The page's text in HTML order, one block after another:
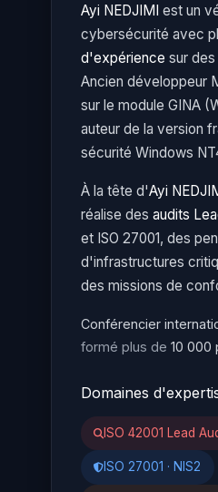
Ayi NEDJIMI est un
cybersécurité avec
d'expérience sur
Ancien développeur
sur le module GINA
auteur de la version
sécurité Windows
À la tête d'Ayi
réalise des audits
et ISO 27001, des
d'infrastructures
des missions de
Conférencier
formé plus de 10 000
Domaines
ISO 42001 Lead
ISO 27001 · NIS2